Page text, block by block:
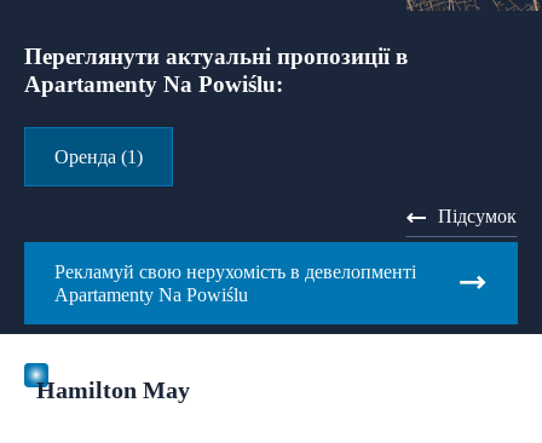
Переглянути актуальні пропозиції в
Apartamenty Na Powiślu:
Оренда (1)
Підсумок
Рекламуй свою нерухомість в девелопменті
Apartamenty Na Powiślu
Hamilton May